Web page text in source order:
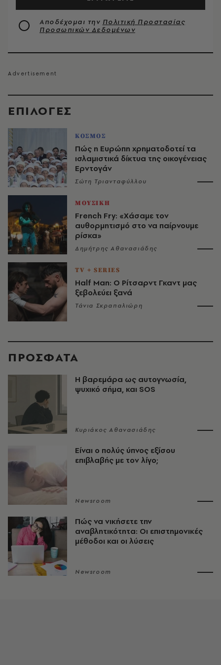
EΠΙΛΟΓΈΣ
ΚΟΣΜΟΣ
Πώς η Ευρώπη χρηματοδοτεί τα
ισλαμιστικά δίκτυα της οικογένειας
Ερντογάν
Σώτη Τριανταφύλλου
ΜΟΥΣΙΚΗ
French Fry: «Χάσαμε τον
αυθορμητισμό στο να παίρνουμε
ρίσκα»
Δημήτρης Αθανασιάδης
TV + SERIES
Half Man: Ο Ρίτσαρντ Γκαντ μας
ξεβολεύει ξανά
Τάνια Σκραπαλιώρη
Αποδέχομαι την Πολιτική Προστασίας
Προσωπικών Δεδομένων
ΠΡΟΣΦΑΤΑ
Η βαρεμάρα ως αυτογνωσία,
ψυχικό σήμα, και SOS
Κυριάκος Αθανασιάδης
Είναι ο πολύς ύπνος εξίσου
επιβλαβής με τον λίγο;
Newsroom
Πώς να νικήσετε την
αναβλητικότητα: Οι επιστημονικές
μέθοδοι και οι λύσεις
Newsroom